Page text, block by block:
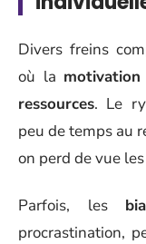
Divers freins
où la motivation
ressources. Le
peu de temps au
on perd de vue
Parfois, les
procrastination,